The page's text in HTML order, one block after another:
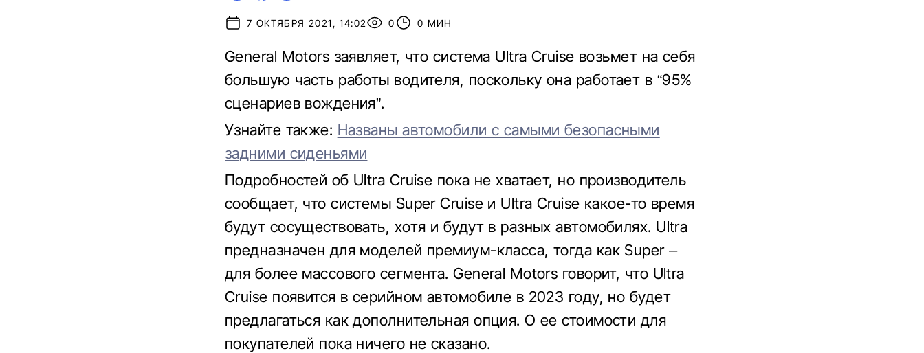
7 ОКТЯБРЯ 2021, 14:02 0 0 МИН
General Motors заявляет, что система Ultra Cruise возьмет на себя
большую часть работы водителя, поскольку она работает в “95%
сценариев вождения”.
Узнайте также: Названы автомобили с самыми безопасными
задними сиденьями
Подробностей об Ultra Cruise пока не хватает, но производитель
сообщает, что системы Super Cruise и Ultra Cruise какое-то время
будут сосуществовать, хотя и будут в разных автомобилях. Ultra
предназначен для моделей премиум-класса, тогда как Super –
для более массового сегмента. General Motors говорит, что Ultra
Cruise появится в серийном автомобиле в 2023 году, но будет
предлагаться как дополнительная опция. О ее стоимости для
покупателей пока ничего не сказано.